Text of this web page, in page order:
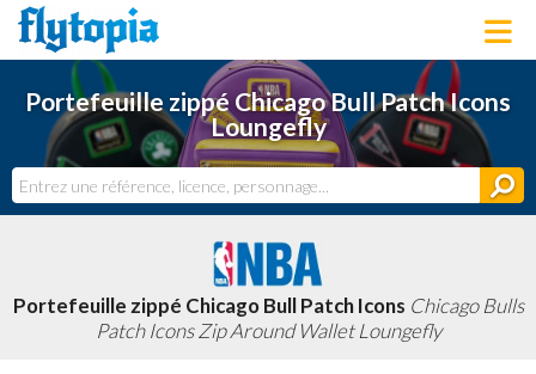
LOUNGEFLY
LICENCES
NOUVEAUTÉS
BONS PLANS
ACTUALITÉS
DERNIERS AJOUTS
Portefeuille zippé Chicago Bull Patch Icons
Loungefly
Portefeuille zippé Chicago Bull Patch Icons Chicago Bulls
Patch Icons Zip Around Wallet Loungefly